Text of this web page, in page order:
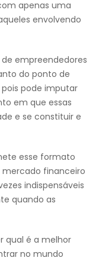
apenas uma
envolvendo
empreendedores
do ponto de
pode imputar
em que essas
e se constituir e
esse formato
financeiro
indispensáveis
quando as
qual é a melhor
no mundo